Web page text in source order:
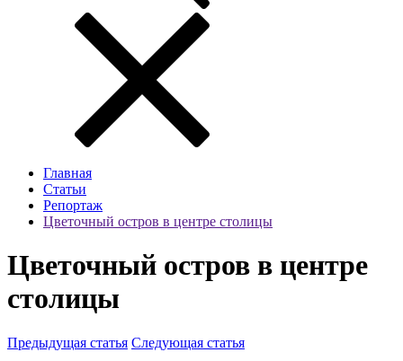
Главная
Статьи
Репортаж
Цветочный остров в центре столицы
Цветочный остров в центре
столицы
Предыдущая статья Следующая статья